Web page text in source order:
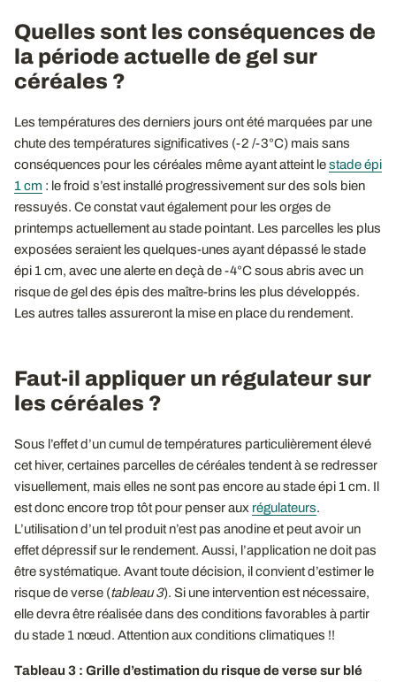
Quelles sont les conséquences de
la période actuelle de gel sur
céréales ?
Les températures des derniers jours ont été marquées par une
chute des températures significatives (-2 /-3°C) mais sans
conséquences pour les céréales même ayant atteint lestade épi
1 cm : le froid s’est installé progressivement sur des sols bien
ressuyés. Ce constat vaut également pour les orges de
printemps actuellement au stade pointant. Les parcelles les plus
exposées seraient les quelques-unes ayant dépassé le stade
épi 1 cm, avec une alerte en deçà de -4°C sous abris avec un
risque de gel des épis des maître-brins les plus développés.
Les autres talles assureront la mise en place du rendement.
Faut-il appliquer un régulateur sur
les céréales ?
Sous l’effet d’un cumul de températures particulièrement élevé
cet hiver, certaines parcelles de céréales tendent à se redresser
visuellement, mais elles ne sont pas encore au stade épi 1 cm. Il
est donc encore trop tôt pour penser aux régulateurs.
L’utilisation d’un tel produit n’est pas anodine et peut avoir un
effet dépressif sur le rendement. Aussi, l’application ne doit pas
être systématique. Avant toute décision, il convient d’estimer le
risque de verse (tableau 3). Si une intervention est nécessaire,
elle devra être réalisée dans des conditions favorables à partir
du stade 1 nœud. Attention aux conditions climatiques !!
Tableau 3 : Grille d’estimation du risque de verse sur blé